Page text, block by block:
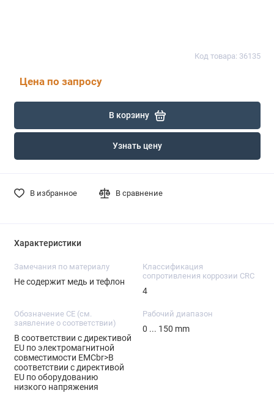
Код товара: 36135
Цена по запросу
В корзину
Узнать цену
В избранное В сравнение
Характеристики
Замечания по материалу
Не содержит медь и тефлон
Классификация
сопротивления коррозии CRC
4
Обозначение CE (см.
заявление о соответствии)
В соответствии с директивой
EU по электромагнитной
совместимости EMCbr>В
соответствии с директивой
EU по оборудованию
низкого напряжения
Рабочий диапазон
0 ... 150 mm